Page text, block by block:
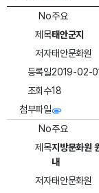
No주요
제목태안군지
저자태안문화원
등록일2019-02-
조회수18
첨부파일
No주요
제목지방문화원
내
저자태안문화원